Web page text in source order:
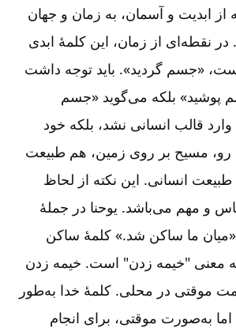
آیۀ ۱۴ توجه از ابدیت و آسمان‌، به زمان و جهان
نقطه‌ای از زمان‌، این کلمۀ ابدی
«جسم گردید». باید توجه داشت
پوشید» بلکه می‌گوید «جسم
قالب انسانی نشد، بلکه خود
رو، مسیح بر روی زمین‌، هم طبیعت
انسانی‌. این نکته از لحاظ
و مهم می‌باشد. یوحنا در جملۀ
ما ساکن شد.» کلمۀ ساکن
معنی "خیمه زدن‌" است‌. خیمه زدن
موقتی در محلی‌. کلمۀ خدا به‌طور
به‌صورت موقتی‌، برای انجام